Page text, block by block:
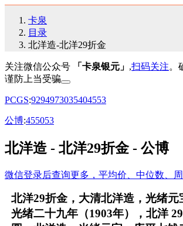
卡泉
目录
北洋造-北洋29折金
关注微信公众号 「卡泉银元」 ,扫码关注。
谨防上当受骗
PCGS:9294973035404553
公博:455053
北洋造 - 北洋29折金 - 公博
微信登录后查询更多，平均价、中位数、
北洋29折金，大清北洋造，光绪元
光绪二十九年（1903年），北洋